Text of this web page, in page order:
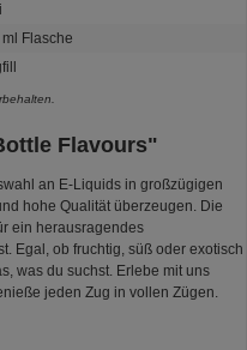
Flasche
Flavours"
an E-Liquids in großzügigen
hohe Qualität überzeugen. Die
ein herausragendes
Egal, ob fruchtig, süß oder exotisch
was du suchst. Erlebe mit uns
jeden Zug in vollen Zügen.